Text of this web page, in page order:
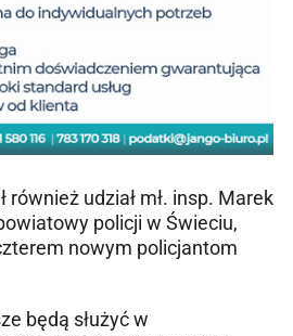
również udział mł. insp. Marek
policji w Świeciu,
nowym policjantom
będą służyć w